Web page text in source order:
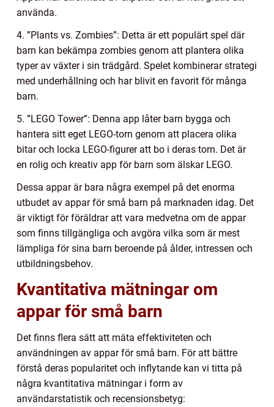
använda.
4. ”Plants vs. Zombies”: Detta är ett populärt spel där
barn kan bekämpa zombies genom att plantera olika
typer av växter i sin trädgård. Spelet kombinerar strategi
med underhållning och har blivit en favorit för många
barn.
5. ”LEGO Tower”: Denna app låter barn bygga och
hantera sitt eget LEGO-torn genom att placera olika
bitar och locka LEGO-figurer att bo i deras torn. Det är
en rolig och kreativ app för barn som älskar LEGO.
Dessa appar är bara några exempel på det enorma
utbudet av appar för små barn på marknaden idag. Det
är viktigt för föräldrar att vara medvetna om de appar
som finns tillgängliga och avgöra vilka som är mest
lämpliga för sina barn beroende på ålder, intressen och
utbildningsbehov.
Kvantitativa mätningar om
appar för små barn
Det finns flera sätt att mäta effektiviteten och
användningen av appar för små barn. För att bättre
förstå deras popularitet och inflytande kan vi titta på
några kvantitativa mätningar i form av
användarstatistik och recensionsbetyg: